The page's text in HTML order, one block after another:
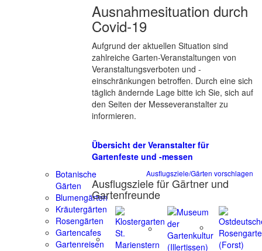
Ausnahmesituation durch
Covid-19
Aufgrund der aktuellen Situation sind
zahlreiche Garten-Veranstaltungen von
Veranstaltungsverboten und -
einschränkungen betroffen. Durch eine sich
täglich ändernde Lage bitte ich Sie, sich auf
den Seiten der Messeveranstalter zu
informieren.
Übersicht der Veranstalter für
Gartenfeste und -messen
Botanische
Gärten
Blumengärten
Kräutergärten
Rosengärten
Gartencafes
Gartenreisen
Ausflugsziele/Gärten vorschlagen
Ausflugsziele für Gärtner und
Gartenfreunde